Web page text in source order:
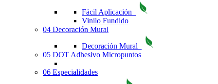
Fácil Aplicación
Vinilo Fundido
04 Decoración Mural
Decoración Mural
05 DOT Adhesivo Micropuntos
06 Especialidades